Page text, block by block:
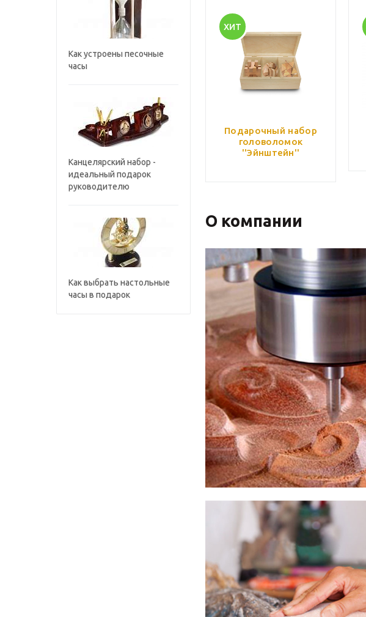
Как устроены песочные
часы
Канцелярский набор -
идеальный подарок
руководителю
Как выбрать настольные
часы в подарок
ХИТ
Подарочный набор
головоломок
''Эйнштейн''
О компании